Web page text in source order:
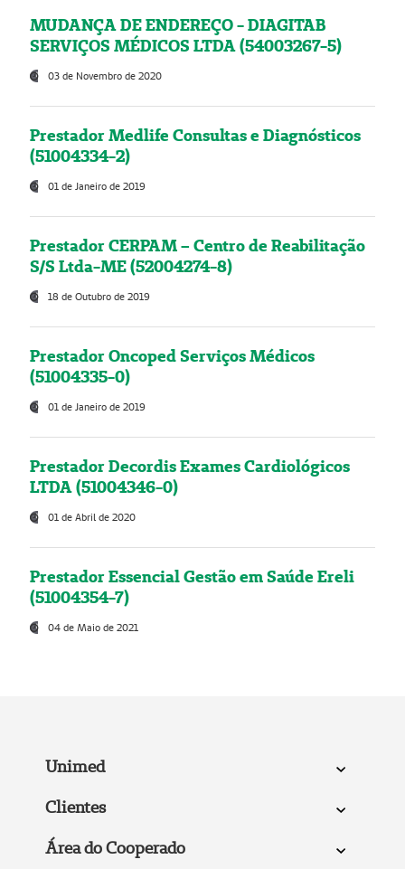
MUDANÇA DE ENDEREÇO - DIAGITAB
SERVIÇOS MÉDICOS LTDA (54003267-5)
03 de Novembro de 2020
Prestador Medlife Consultas e Diagnósticos
(51004334-2)
01 de Janeiro de 2019
Prestador CERPAM – Centro de Reabilitação
S/S Ltda-ME (52004274-8)
18 de Outubro de 2019
Prestador Oncoped Serviços Médicos
(51004335-0)
01 de Janeiro de 2019
Prestador Decordis Exames Cardiológicos
LTDA (51004346-0)
01 de Abril de 2020
Prestador Essencial Gestão em Saúde Ereli
(51004354-7)
04 de Maio de 2021
Unimed
Clientes
Área do Cooperado